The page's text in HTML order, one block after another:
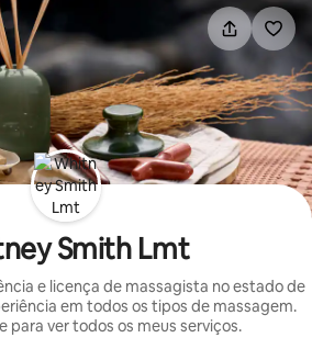
Smith Lmt
e licença de massagista no estado de
em todos os tipos de massagem.
para ver todos os meus serviços.